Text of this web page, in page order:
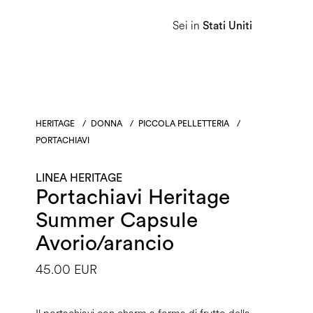
Sei in Stati Uniti
Uomo Linea Heritage
HERITAGE / DONNA / PICCOLA PELLETTERIA
/
PORTACHIAVI
LINEA HERITAGE
Portachiavi Heritage
Summer Capsule
Avorio/arancio
45.00 EUR